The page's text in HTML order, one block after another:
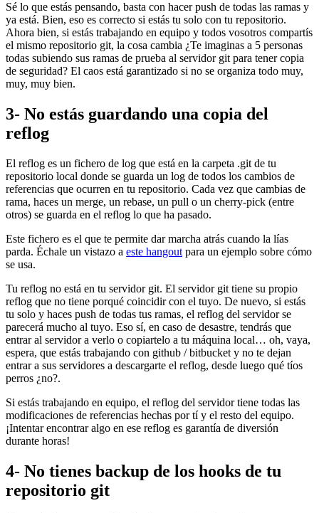
Sé lo que estás pensando, basta con hacer push de todas las ramas y
ya está. Bien, eso es correcto si estás tu solo con tu repositorio.
Ahora bien, si estás trabajando en equipo y todos vosotros compartís
el mismo repositorio git, la cosa cambia ¿Te imaginas a 5 personas
todas subiendo sus ramas de prueba al servidor git para tener copia
de seguridad? El caos está garantizado si no se organiza todo muy,
muy, muy bien.
3- No estás guardando una copia del
reflog
El reflog es un fichero de log que está en la carpeta .git de tu
repositorio local donde se guarda un log de todos los cambios de
referencias que ocurren en tu repositorio. Cada vez que cambias de
rama, haces un merge, un rebase, un pull o un cherry-pick (entre
otros) se guarda en el reflog lo que ha pasado.
Este fichero es el que te permite dar marcha atrás cuando la lías
parda. Échale un vistazo a este hangout para un ejemplo sobre cómo
se usa.
Tu reflog no está en tu servidor git. El servidor git tiene su propio
reflog que no tiene porqué coincidir con el tuyo. De nuevo, si estás
tu solo y haces push de todas tus ramas, el reflog del servidor se
parecerá mucho al tuyo. Eso sí, en caso de desastre, tendrás que
entrar al servidor a verlo o copiartelo a tu máquina local… oh, vaya,
espera, que estás trabajando con github / bitbucket y no te dejan
entrar a sus servidores a descargarte el reflog, desde luego qué tíos
perros ¿no?.
Si estás trabajando en equipo, el reflog del servidor tiene todas las
modificaciones de referencias hechas por tí y el resto del equipo.
¡Intentar encontrar algo en ese reflog es garantía de diversión
durante horas!
4- No tienes backup de los hooks de tu
repositorio git